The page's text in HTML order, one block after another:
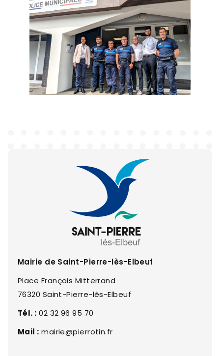
Mairie de Saint-Pierre-lès-Elbeuf
Place François Mitterrand
76320 Saint-Pierre-lès-Elbeuf
Tél. : 02 32 96 95 70
Mail : mairie@pierrotin.fr